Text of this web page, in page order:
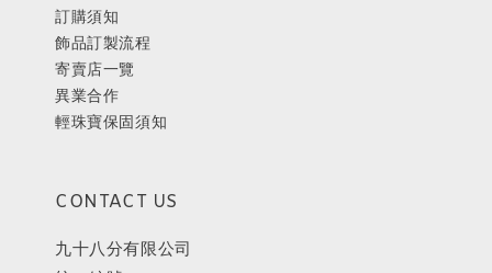
訂購須知
飾品訂製流程
寄賣店一覽
異業合作
輕珠寶保固須知
CONTACT US
九十八分有限公司